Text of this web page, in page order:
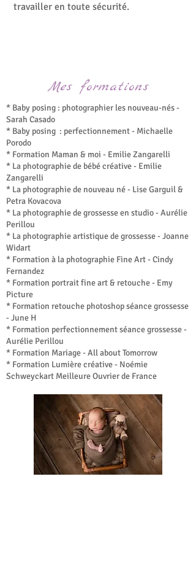
travailler en toute sécurité.
Mes formations
* Baby posing : photographier les nouveau-nés -
Sarah Casado
* Baby posing : perfectionnement - Michaelle
Porodo
* Formation Maman & moi - Emilie Zangarelli
* La photographie de bébé créative - Emilie
Zangarelli
* La photographie de nouveau né - Lise Garguil &
Petra Kovacova
* La photographie de grossesse en studio - Aurélie
Perillou
* La photographie artistique de grossesse - Joanne
Widart
* Formation à la photographie Fine Art - Cindy
Fernandez
* Formation portrait fine art & retouche - Emy
Picture
* Formation retouche photoshop séance grossesse
- June H
* Formation perfectionnement séance grossesse -
Aurélie Perillou
* Formation Mariage - All about Tomorrow
* Formation Lumière créative - Noémie
Schweyckart Meilleure Ouvrier de France